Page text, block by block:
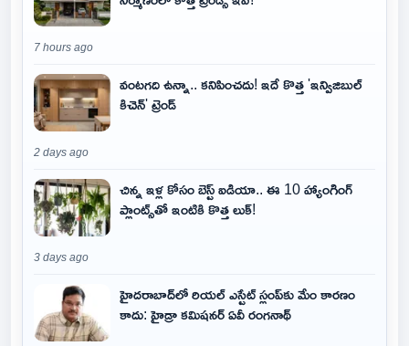
7 hours ago
వంటగది ఉన్నా.. కనిపించదు! ఇదే కొత్త 'ఇన్విజిబుల్
కిచెన్' ట్రెండ్
2 days ago
చిన్న ఇళ్ల కోసం బెస్ట్ ఐడియా.. ఈ 10 హ్యాంగింగ్
ప్లాంట్స్‌తో ఇంటికి కొత్త లుక్!
3 days ago
హైదరాబాద్‌లో రియల్ ఎస్టేట్ స్లంప్‌కు మేం కారణం
కాదు: హైడ్రా కమిషనర్ ఏవీ రంగనాథ్